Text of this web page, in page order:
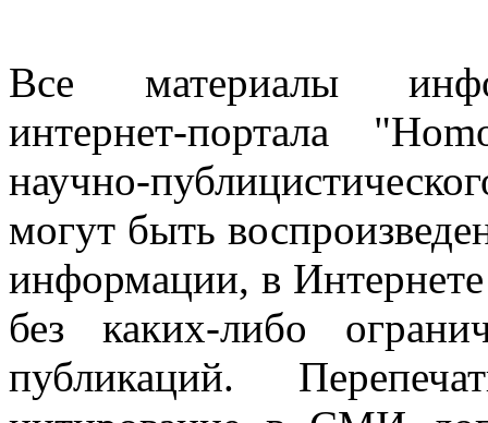
Все материалы
интернет-портала
научно-
могут быть
информации, в
без каких-либо
публикаций.